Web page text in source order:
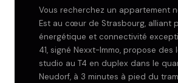
Vous recherchez un appartement
Est au cœur de Strasbourg, alliant
énergétique et connectivité
41, signé Nexxt-Immo, propose des
studio au T4 en duplex dans le
Neudorf, à 3 minutes à pied du